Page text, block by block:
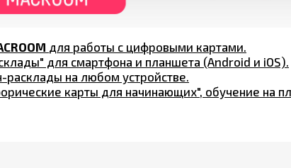
для работы с цифровыми картами.
для смартфона и планшета (Android и iOS).
расклады на любом устройстве.
карты для начинающих", обучение на